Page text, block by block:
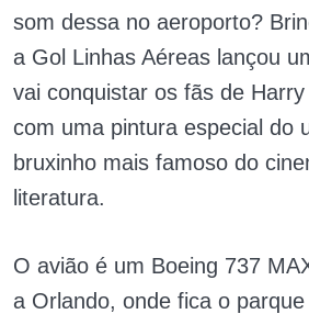
som dessa no aeroporto?
a Gol Linhas Aéreas lançou
vai conquistar os fãs de
com uma pintura especial do
bruxinho mais famoso do
literatura.
O avião é um Boeing 737
a Orlando, onde fica o